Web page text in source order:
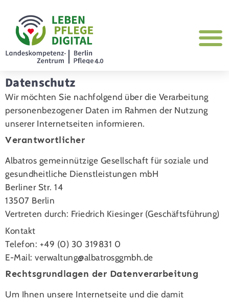
Datenschutz
Wir möchten Sie nachfolgend über die Verarbeitung
personenbezogener Daten im Rahmen der Nutzung
unserer Internetseiten informieren.
Verantwortlicher
Albatros gemeinnützige Gesellschaft für soziale und
gesundheitliche Dienstleistungen mbH
Berliner Str. 14
13507 Berlin
Vertreten durch: Friedrich Kiesinger (Geschäftsführung)
Kontakt
Telefon: +49 (0) 30 319831 0
E-Mail:
ed.hb
mggso
rtabl
a@gnu
tlawr
ev
Rechtsgrundlagen der Datenverarbeitung
Um Ihnen unsere Internetseite und die damit